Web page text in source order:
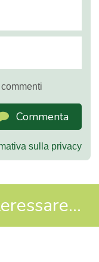
Commenta
sulla privacy